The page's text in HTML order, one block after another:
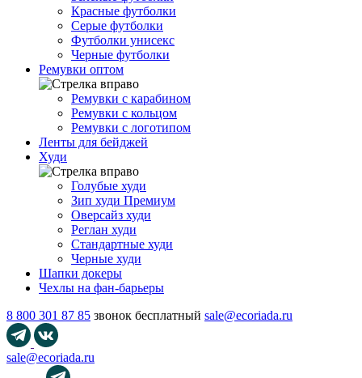
Красные футболки
Серые футболки
Футболки унисекс
Черные футболки
Ремувки оптом
Ремувки с карабином
Ремувки с кольцом
Ремувки с логотипом
Ленты для бейджей
Худи
Голубые худи
Зип худи Премиум
Оверсайз худи
Реглан худи
Стандартные худи
Черные худи
Шапки докеры
Чехлы на фан-барьеры
8 800 301 87 85 звонок бесплатный sale@ecoriada.ru
sale@ecoriada.ru